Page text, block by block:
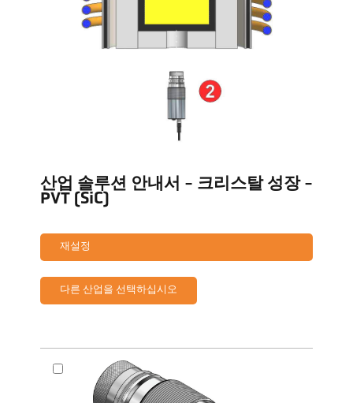
산업 솔루션 안내서 - 크리스탈 성장 -
PVT (SiC)
재설정
다른 산업을 선택하십시오